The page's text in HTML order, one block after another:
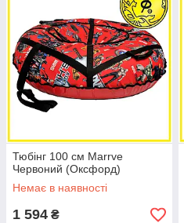
Тюбінг 100 см Marrve
Червоний (Оксфорд)
Немає в наявності
1 594 ₴